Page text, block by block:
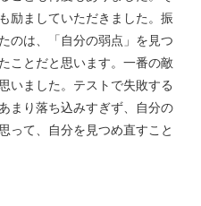
励ましていただきました。振
のは、「自分の弱点」を見つ
ことだと思います。一番の敵
いました。テストで失敗する
まり落ち込みすぎず、自分の
って、自分を見つめ直すこと